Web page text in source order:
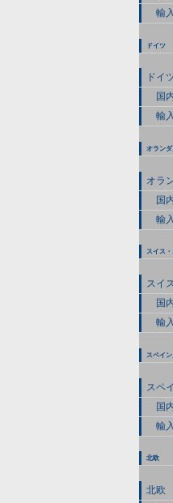
輸
ドイツ
ドイ
国
輸
オラン
オラ
国
輸
スイス
スイ
国
輸
スペイ
スペ
国
輸
北欧
北欧